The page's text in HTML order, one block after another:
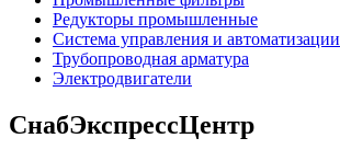
Редукторы промышленные
Система управления и автоматизации
Трубопроводная арматура
Электродвигатели
СнабЭкспрессЦентр